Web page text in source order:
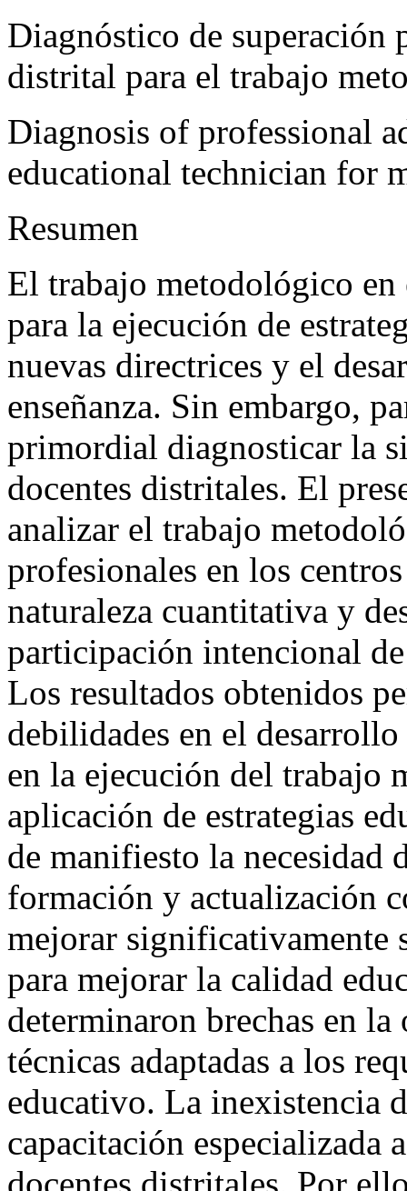
Diagnóstico de
distrital para el trabajo
Diagnosis of professional
educational technician for
Resumen
El trabajo metodológico
para la ejecución de
nuevas directrices y el
enseñanza. Sin embargo,
primordial diagnosticar la
docentes distritales. El
analizar el trabajo
profesionales en los
naturaleza cuantitativa y
participación intencional
Los resultados obtenidos
debilidades en el
en la ejecución del trabajo
aplicación de estrategias
de manifiesto la necesidad
formación y actualización
mejorar significativamente
para mejorar la calidad
determinaron brechas en
técnicas adaptadas a los
educativo. La inexistencia
capacitación especializada